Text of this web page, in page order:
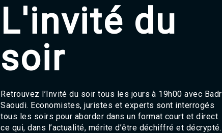
L'invité du
soir
Retrouvez l’Invité du soir tous les jours à 19h00 avec Badr
Saoudi. Economistes, juristes et experts sont interrogés
tous les soirs pour aborder dans un format court et direct
ce qui, dans l’actualité, mérite d’être déchiffré et décrypté.